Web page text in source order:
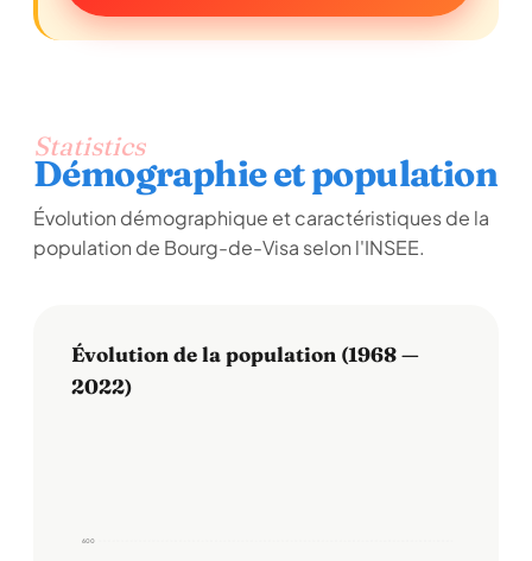
Statistics
Démographie et population
Évolution démographique et caractéristiques de la
population de Bourg-de-Visa selon l'INSEE.
Évolution de la population (1968 —
2022)
600